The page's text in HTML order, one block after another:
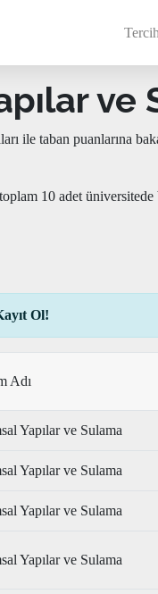
ile taban
10 adet üniversitede
Ol!
Adı
Yapılar ve Sulama
Yapılar ve Sulama
Yapılar ve Sulama
Yapılar ve Sulama